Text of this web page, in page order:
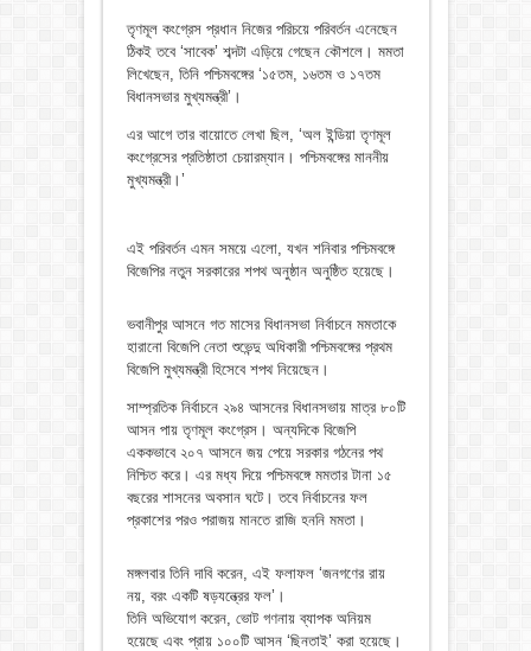
তৃণমূল কংগ্রেস প্রধান নিজের পরিচয়ে পরিবর্তন এনেছেন
ঠিকই তবে ‘সাবেক’ শব্দটা এড়িয়ে গেছেন কৌশলে। মমতা
লিখেছেন, তিনি পশ্চিমবঙ্গের ‘১৫তম, ১৬তম ও ১৭তম
বিধানসভার মুখ্যমন্ত্রী’।
এর আগে তার বায়োতে লেখা ছিল, ‘অল ইন্ডিয়া তৃণমূল
কংগ্রেসের প্রতিষ্ঠাতা চেয়ারম্যান। পশ্চিমবঙ্গের মাননীয়
মুখ্যমন্ত্রী।’
এই পরিবর্তন এমন সময়ে এলো, যখন শনিবার পশ্চিমবঙ্গে
বিজেপির নতুন সরকারের শপথ অনুষ্ঠান অনুষ্ঠিত হয়েছে।
ভবানীপুর আসনে গত মাসের বিধানসভা নির্বাচনে মমতাকে
হারানো বিজেপি নেতা শুভেন্দু অধিকারী পশ্চিমবঙ্গের প্রথম
বিজেপি মুখ্যমন্ত্রী হিসেবে শপথ নিয়েছেন।
সাম্প্রতিক নির্বাচনে ২৯৪ আসনের বিধানসভায় মাত্র ৮০টি
আসন পায় তৃণমূল কংগ্রেস। অন্যদিকে বিজেপি
এককভাবে ২০৭ আসনে জয় পেয়ে সরকার গঠনের পথ
নিশ্চিত করে। এর মধ্য দিয়ে পশ্চিমবঙ্গে মমতার টানা ১৫
বছরের শাসনের অবসান ঘটে। তবে নির্বাচনের ফল
প্রকাশের পরও পরাজয় মানতে রাজি হননি মমতা।
মঙ্গলবার তিনি দাবি করেন, এই ফলাফল ‘জনগণের রায়
নয়, বরং একটি ষড়যন্ত্রের ফল’।
তিনি অভিযোগ করেন, ভোট গণনায় ব্যাপক অনিয়ম
হয়েছে এবং প্রায় ১০০টি আসন ‘ছিনতাই’ করা হয়েছে।